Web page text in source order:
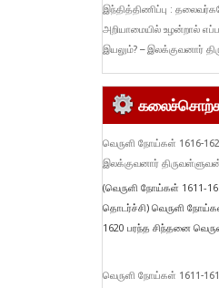
இந்தித்திணிப்பு :
அறியாமையில் உழன்றால்
இயலும்? – இலக்குவனார்
வெருளி நோய்கள் 1616-
இலக்குவனார்
(வெருளி நோய்கள் 1611-
தொடர்ச்சி) வெருளி
1620 பரந்த சிந்தனை
வெருளி நோய்கள் 1611-